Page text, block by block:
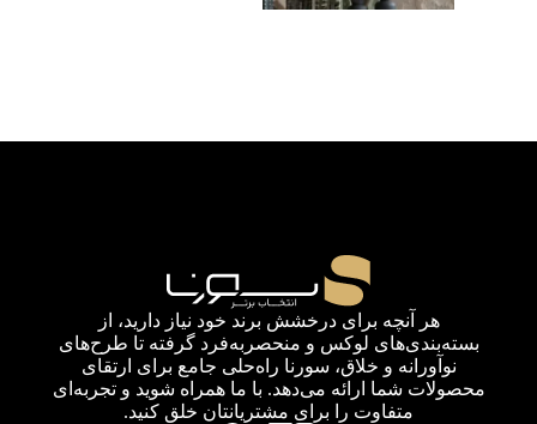
هر آنچه برای درخشش برند خود نیاز دارید، از
بسته‌بندی‌های لوکس و منحصربه‌فرد گرفته تا طرح‌های
نوآورانه و خلاق، سورنا راه‌حلی جامع برای ارتقای
محصولات شما ارائه می‌دهد. با ما همراه شوید و تجربه‌ای
متفاوت را برای مشتریانتان خلق کنید.